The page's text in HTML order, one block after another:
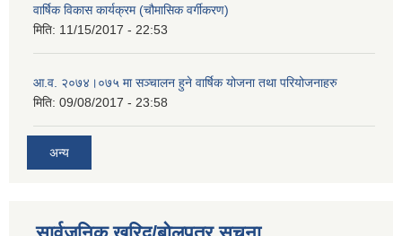
वार्षिक विकास कार्यक्रम (चौमासिक वर्गीकरण)
मिति: 11/15/2017 - 22:53
आ.व. २०७४।०७५ मा सञ्चालन हुने वार्षिक योजना तथा परियोजनाहरु
मिति: 09/08/2017 - 23:58
अन्य